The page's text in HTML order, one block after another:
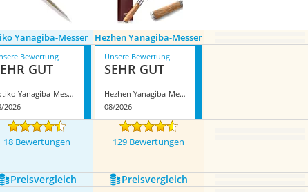
Yanagiba-Messer Hezhen Yanagiba-Messer
Bewertung
GUT
Totiko Yanagiba-Messer
2026
Unsere Bewertung
SEHR GUT
Hezhen Yanagiba-Messer
08/2026
18 Bewertungen 129 Bewertungen
Preis­vergleich Preis­vergleich